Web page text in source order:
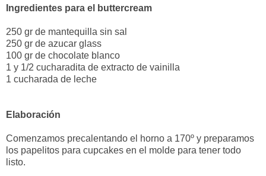
Ingredientes para el buttercream
250 gr de mantequilla sin sal
250 gr de azucar glass
100 gr de chocolate blanco
1 y 1/2 cucharadita de extracto de vainilla
1 cucharada de leche
Elaboración
Comenzamos precalentando el horno a 170º y preparamos
los papelitos para cupcakes en el molde para tener todo
listo.